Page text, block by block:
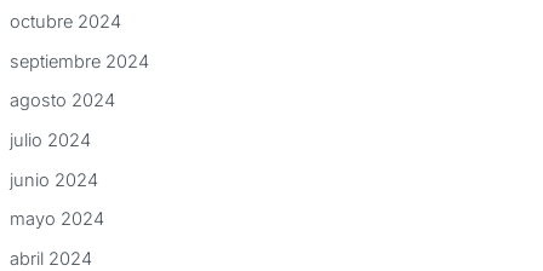
octubre 2024
septiembre 2024
agosto 2024
julio 2024
junio 2024
mayo 2024
abril 2024